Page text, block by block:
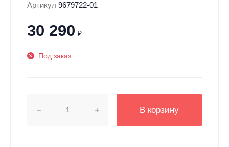
Артикул 9679722-01
30 290 ₽
Под заказ
В корзину